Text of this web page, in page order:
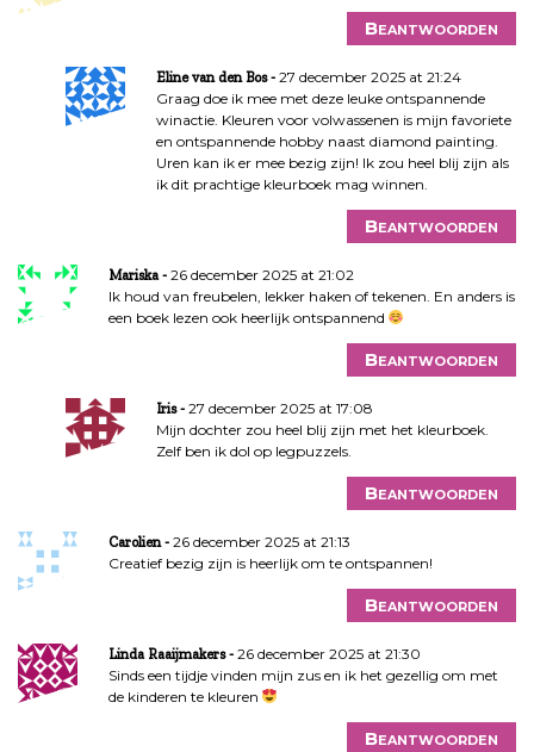
Beantwoorden
Eline van den Bos
27 december 2025 at 21:24
Graag doe ik mee met deze leuke ontspannende
winactie. Kleuren voor volwassenen is mijn favoriete
en ontspannende hobby naast diamond painting.
Uren kan ik er mee bezig zijn! Ik zou heel blij zijn als
ik dit prachtige kleurboek mag winnen.
Beantwoorden
Mariska
26 december 2025 at 21:02
Ik houd van freubelen, lekker haken of tekenen. En anders is
een boek lezen ook heerlijk ontspannend
Beantwoorden
Iris
27 december 2025 at 17:08
Mijn dochter zou heel blij zijn met het kleurboek.
Zelf ben ik dol op legpuzzels.
Beantwoorden
Carolien
26 december 2025 at 21:13
Creatief bezig zijn is heerlijk om te ontspannen!
Beantwoorden
Linda Raaijmakers
26 december 2025 at 21:30
Sinds een tijdje vinden mijn zus en ik het gezellig om met
de kinderen te kleuren
Beantwoorden